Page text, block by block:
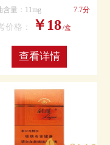
含量：11mg 7.7分
价格： ￥18/盒
查看详情